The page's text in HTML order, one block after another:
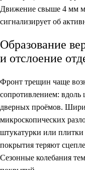
Движение свыше 4 мм
сигнализирует об
Образование
и отслоение
Фронт трещин чаще
сопротивлением:
дверных проёмов.
микроскопических
штукатурки или
покрытия теряют
Сезонные колебания